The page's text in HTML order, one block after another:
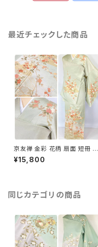
最近チェックした商品
京友禅 金彩 花柄 扇面 短冊 訪
問着 正絹 黄緑 ピンク 赤 1039
¥15,800
同じカテゴリの商品